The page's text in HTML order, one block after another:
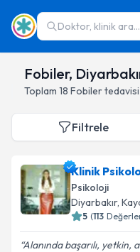
Doktor, klinik ara...
Fobiler,
Toplam 18 Fobiler
Filtrele
Klinik
Psikoloji
Diyarbakır,
5 (113
Alanında başarılı, yetkin,